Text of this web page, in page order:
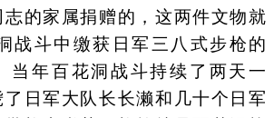
的家属捐赠的，这两件文物就
战斗中缴获日军三八式步枪的
当年百花洞战斗持续了两天一
日军大队长长濑和几十个日军